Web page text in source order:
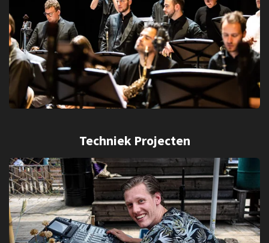
Techniek Projecten